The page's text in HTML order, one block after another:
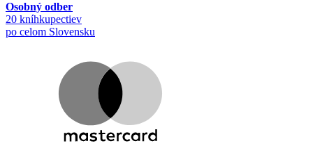
Osobný odber
20 kníhkupectiev
po celom Slovensku